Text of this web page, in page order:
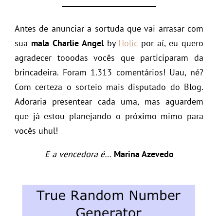
Antes de anunciar a sortuda que vai arrasar com
sua mala Charlie Angelby Holic por aí, eu quero
agradecer tooodas vocês que participaram da
brincadeira. Foram 1.313 comentários! Uau, né?
Com certeza o sorteio mais disputado do Blog.
Adoraria presentear cada uma, mas aguardem
que já estou planejando o próximo mimo para
vocês uhul!
E a vencedora é… Marina Azevedo